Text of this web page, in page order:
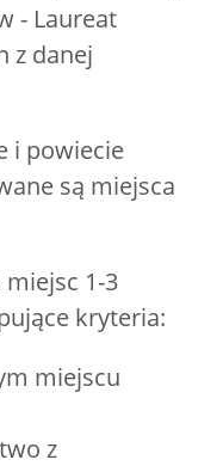
- Laureat
z danej
i powiecie
są miejsca
miejsc 1-3
kryteria:
miejscu
z